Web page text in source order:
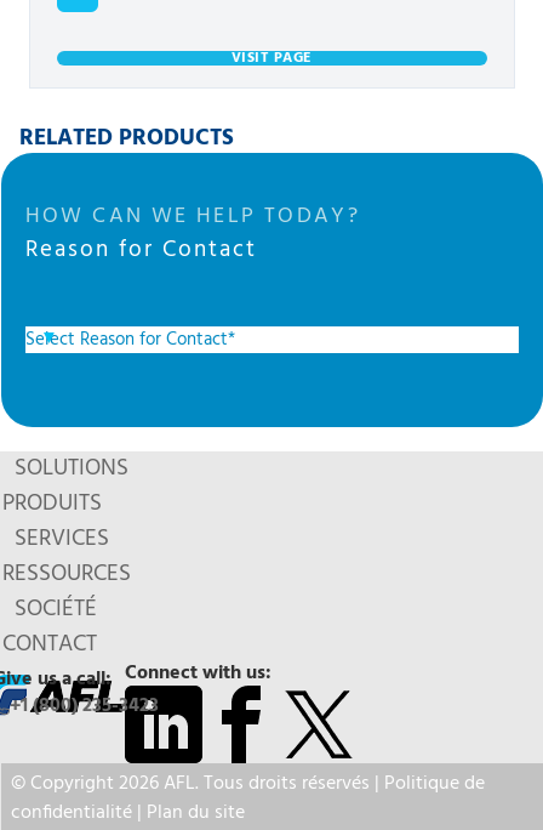
VISIT PAGE
RELATED PRODUCTS
HOW CAN WE HELP TODAY?
Reason for Contact
SOLUTIONS
PRODUITS
SERVICES
RESSOURCES
SOCIÉTÉ
CONTACT
Connect with us:
us a call:
+1 (800) 235-3423
© Copyright 2026 AFL. Tous droits réservés | Politique de
confidentialité| Plan du site